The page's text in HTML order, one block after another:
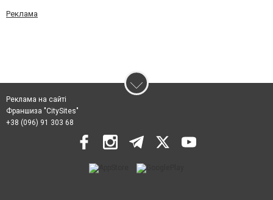
Реклама
Реклама на сайті
Франшиза "CitySites"
+38 (096) 91 303 68